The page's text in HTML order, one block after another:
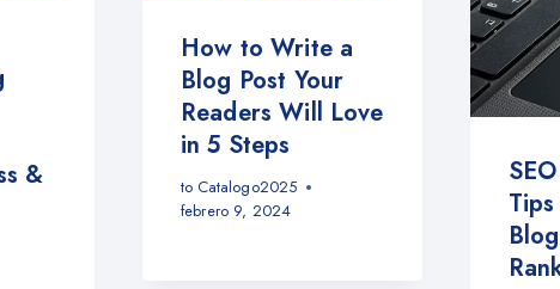
&
How to Write a
Blog Post Your
Readers Will Love
in 5 Steps
to Catalogo2025
febrero 9, 2024